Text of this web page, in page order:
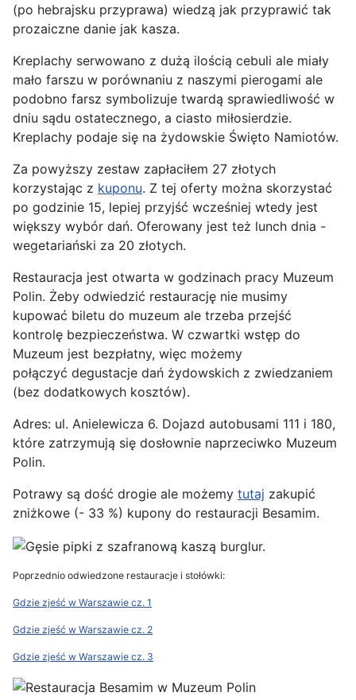
(po hebrajsku przyprawa) wiedzą jak przyprawić tak
prozaiczne danie jak kasza.
Kreplachy serwowano z dużą ilością cebuli ale miały
mało farszu w porównaniu z naszymi pierogami ale
podobno farsz symbolizuje twardą sprawiedliwość w
dniu sądu ostatecznego, a ciasto miłosierdzie.
Kreplachy podaje się na żydowskie Święto Namiotów.
Za powyższy zestaw zapłaciłem 27 złotych
korzystając z kuponu. Z tej oferty można skorzystać
po godzinie 15, lepiej przyjść wcześniej wtedy jest
większy wybór dań. Oferowany jest też lunch dnia -
wegetariański za 20 złotych.
Restauracja jest otwarta w godzinach pracy Muzeum
Polin. Żeby odwiedzić restaurację nie musimy
kupować biletu do muzeum ale trzeba przejść
kontrolę bezpieczeństwa. W czwartki wstęp do
Muzeum jest bezpłatny, więc możemy
połączyć degustacje dań żydowskich z zwiedzaniem
(bez dodatkowych kosztów).
Adres: ul. Anielewicza 6. Dojazd autobusami 111 i 180,
które zatrzymują się dosłownie naprzeciwko Muzeum
Polin.
Potrawy są dość drogie ale możemy tutaj zakupić
zniżkowe (- 33 %) kupony do restauracji Besamim.
Poprzednio odwiedzone restauracje i stołówki:
Gdzie zjeść w Warszawie cz. 1
Gdzie zjeść w Warszawie cz. 2
Gdzie zjeść w Warszawie cz. 3